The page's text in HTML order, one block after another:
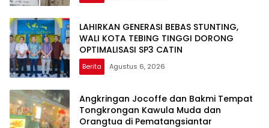
LAHIRKAN GENERASI BEBAS STUNTING,
WALI KOTA TEBING TINGGI DORONG
OPTIMALISASI SP3 CATIN
Berita Agustus 6, 2026
Angkringan Jocoffe dan Bakmi Tempat
Tongkrongan Kawula Muda dan
Orangtua di Pematangsiantar